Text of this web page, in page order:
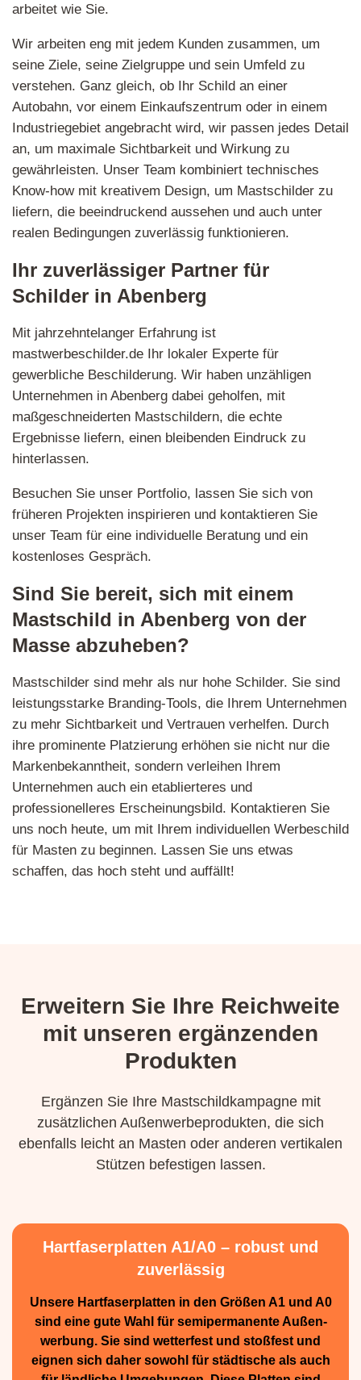
arbeitet wie Sie.
Wir arbeiten eng mit jedem Kunden zusammen, um
seine Ziele, seine Zielgruppe und sein Umfeld zu
verstehen. Ganz gleich, ob Ihr Schild an einer
Autobahn, vor einem Einkaufszentrum oder in einem
Industriegebiet angebracht wird, wir passen jedes Detail
an, um maximale Sichtbarkeit und Wirkung zu
gewährleisten. Unser Team kombiniert technisches
Know-how mit kreativem Design, um Mastschilder zu
liefern, die beeindruckend aussehen und auch unter
realen Bedingungen zuverlässig funktionieren.
Ihr zuverlässiger Partner für
Schilder in Abenberg
Mit jahrzehntelanger Erfahrung ist
mastwerbeschilder.de Ihr lokaler Experte für
gewerbliche Beschilderung. Wir haben unzähligen
Unternehmen in Abenberg dabei geholfen, mit
maßgeschneiderten Mastschildern, die echte
Ergebnisse liefern, einen bleibenden Eindruck zu
hinterlassen.
Besuchen Sie unser Portfolio, lassen Sie sich von
früheren Projekten inspirieren und kontaktieren Sie
unser Team für eine individuelle Beratung und ein
kostenloses Gespräch.
Sind Sie bereit, sich mit einem
Mastschild in Abenberg von der
Masse abzuheben?
Mastschilder sind mehr als nur hohe Schilder. Sie sind
leistungsstarke Branding-Tools, die Ihrem Unternehmen
zu mehr Sichtbarkeit und Vertrauen verhelfen. Durch
ihre prominente Platzierung erhöhen sie nicht nur die
Markenbekanntheit, sondern verleihen Ihrem
Unternehmen auch ein etablierteres und
professionelleres Erscheinungsbild. Kontaktieren Sie
uns noch heute, um mit Ihrem individuellen Werbeschild
für Masten zu beginnen. Lassen Sie uns etwas
schaffen, das hoch steht und auffällt!
Erweitern Sie Ihre Reichweite
mit unseren ergänzenden
Produkten
Ergänzen Sie Ihre Mastschildkampagne mit
zusätzlichen Außenwerbeprodukten, die sich
ebenfalls leicht an Masten oder anderen vertikalen
Stützen befestigen lassen.
Hartfaserplatten A1/A0 – robust und
zuverlässig
Unsere Hartfaserplatten in den Größen A1 und A0
sind eine gute Wahl für semiperma­nente Außen­
werbung. Sie sind wetterfest und stoßfest und
eignen sich daher sowohl für städtische als auch